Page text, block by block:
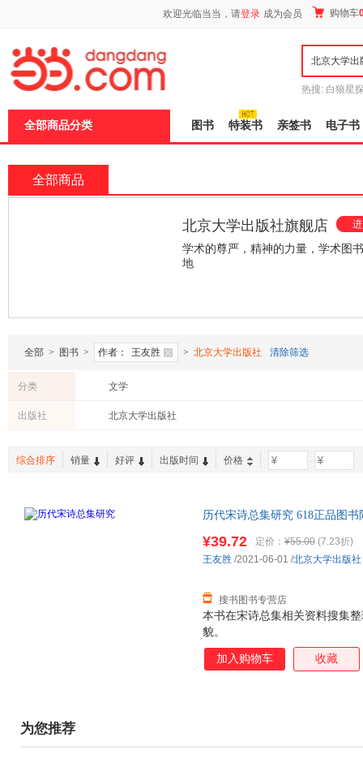
欢迎光临当当，请登录 成为会员 购物车
热搜: 白狼星
全部商品分类 图书 特装书 亲签书 电子书
全部商品
北京大学出版社旗舰店
学术的尊严，精神的力量，学术图
地
全部 > 图书 > 作者： 王友胜 > 北京大学出版社 清除筛选
分类 文学
出版社 北京大学出版社
综合排序 销量 好评 出版时间 价格 -
历代宋诗总集研究 618正品图
本书在宋诗总集相关资料搜集
貌。
¥39.72 定价： ¥55.00 (7.23折)
搜书图书专营店
王友胜 /2021-06-01 /北京大学出版社
加入购物车 收藏
为您推荐
页
加